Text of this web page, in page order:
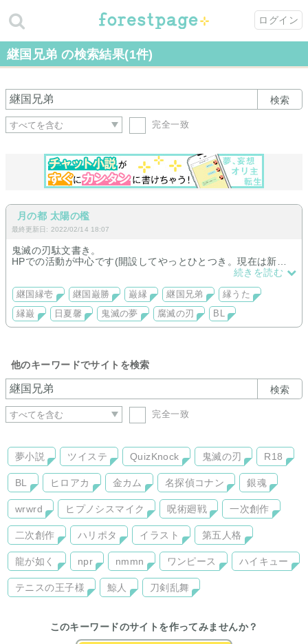
ログイン
継国兄弟 の検索結果(1件)
検索
完全一致
月の都 太陽の檻
最終更新日: 2022/02/14 18:07
鬼滅の刃駄文書き。
HPでの活動が中心です(開設してやっとひとつき。現在は新作U
柱達も大好きですが、一番は継国兄弟。
戦国時代から現代パロディ、んでもって。ついに夢小説ですw
ただ、こちらの更新は相当稀です。作品掲載予定については、
HPのscheduleにてご確認頂けますと幸いです。
続きを読む
継国縁壱 継国巌勝 巌縁 継国兄弟
縁うた
縁巌
日夏馨 鬼滅の夢 腐滅の刃 BL
他のキーワードでサイトを検索
検索
完全一致
夢小説 ツイステ QuizKnock 鬼滅の刃 R18
BL ヒロアカ 金カム 名探偵コナン 銀魂
wrwrd ヒプノシスマイク 呪術廻戦 一次創作
二次創作 ハリポタ イラスト 第五人格
龍が如く npr nmmn ワンピース ハイキュー
テニスの王子様 鯨人 刀剣乱舞
このキーワードのサイトを作ってみませんか？